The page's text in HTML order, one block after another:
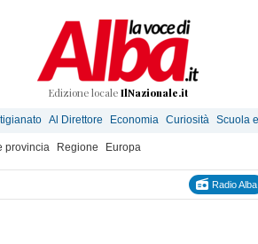
Edizione locale IlNazionale.it
Al Direttore Economia Curiosità Scuola
provincia Regione Europa
Radio Alba